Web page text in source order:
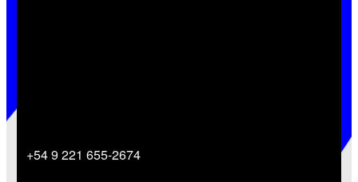
+54 9 221 655-2674